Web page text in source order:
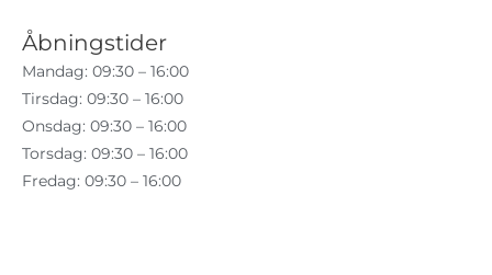
Åbningstider
Mandag: 09:30 – 16:00
Tirsdag: 09:30 – 16:00
Onsdag: 09:30 – 16:00
Torsdag: 09:30 – 16:00
Fredag: 09:30 – 16:00